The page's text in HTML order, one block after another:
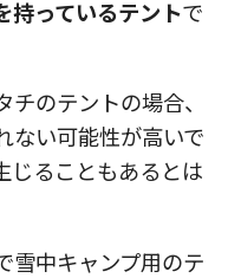
持っているテントで
のテントの場合、
ない可能性が高いで
じることもあるとは
雪中キャンプ用のテ